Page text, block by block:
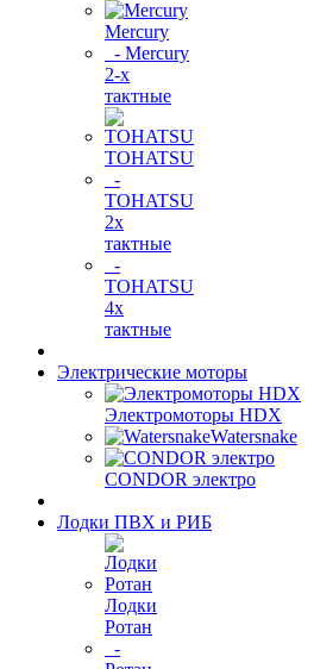
Mercury
- Mercury
2-х
тактные
TOHATSU
-
TOHATSU
2х
тактные
-
TOHATSU
4х
тактные
Электрические моторы
Электромоторы HDX
Watersnake
CONDOR электро
Лодки ПВХ и РИБ
Лодки
Ротан
-